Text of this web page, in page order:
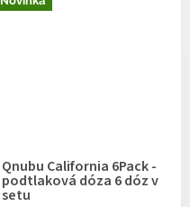
Qnubu California 6Pack -
podtlaková dóza 6 dóz v
setu